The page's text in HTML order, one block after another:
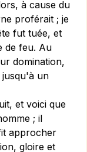
à cause du
proférait ; je
fut tuée, et
de feu. Au
domination,
jusqu'à un
et voici que
; il
approcher
gloire et